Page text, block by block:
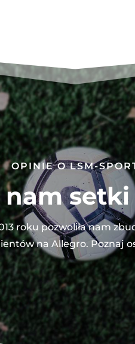
OPINIE O LSM-
nam
roku pozwoliła nam
na Allegro. Poznaj